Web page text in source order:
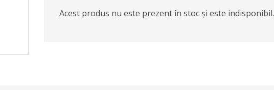
Acest produs nu este prezent în stoc și este indisponibil.